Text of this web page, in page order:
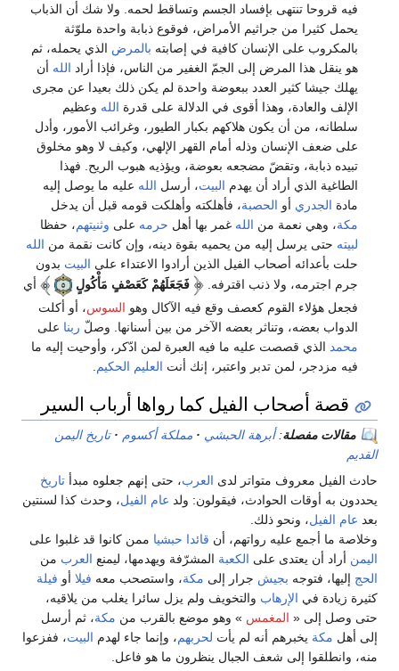
فيه قروحا تنتهى بإفساد الجسم وتساقط لحمه. ولا شك أن الذباب
يحمل كثيرا من جراثيم الأمراض، فوقوع ذبابة واحدة ملوّثة
بالمكروب على الإنسان كافية في إصابته بالمرض الذي يحمله، ثم
هو ينقل هذا المرض إلى الجمّ الغفير من الناس، فإذا أراد الله أن
يهلك جيشا كثير العدد ببعوضة واحدة لم يكن ذلك بعيدا عن مجرى
الإلف والعادة، وهذا أقوى في الدلالة على قدرة الله وعظيم
سلطانه، من أن يكون هلاكهم بكبار الطيور، وغرائب الأمور، وأدل
على ضعف الإنسان وذله أمام القهر الإلهي، وكيف لا وهو مخلوق
تبيده ذبابة، وتقضّ مضجعه بعوضة، ويؤذيه هبوب الريح. فهذا
الطاغية الذي أراد أن يهدم البيت، أرسل الله عليه ما يوصل إليه
مادة الجدري أو الحصبة، فأهلكته وأهلكت قومه قبل أن يدخل
مكة، وهي نعمة من الله غمر بها أهل حرمه على وثنيتهم، حفظا
لبيته حتى يرسل إليه من يحميه بقوة دينه، وإن كانت نقمة من الله
حلت بأعدائه أصحاب الفيل الذين أرادوا الاعتداء على البيت بدون
جرم اجترمه، ولا ذنب اقترفه.
فَجَعَلَهُمْ كَعَصْفٍ مَأْكُولٍ
أي
فجعل هؤلاء القوم كعصف وقع فيه الآكال وهو السوس، أو أكلت
الدواب بعضه، وتناثر بعضه الآخر من بين أسنانها. وصلّ ربنا على
محمد الذي قصصت عليه ما فيه العبرة لمن ادّكر، وأوحيت إليه ما
فيه مزدجر، لمن تدبر واعتبر، إنك أنت العليم الحكيم
قصة أصحاب الفيل كما رواها أرباب السير
مقالات مفصلة:أبرهة الحبشي مملكة أكسوم
تاريخ اليمن
القديم
حادث الفيل معروف متواتر لدى العرب، حتى إنهم جعلوه مبدأ تاريخ
يحددون به أوقات الحوادث، فيقولون: ولد عام الفيل، وحدث كذا لسنتين
بعد عام الفيل، ونحو ذلك.
وخلاصة ما أجمع عليه رواتهم، أن قائدا حبشيا ممن كانوا قد غلبوا على
اليمن أراد أن يعتدى على الكعبة المشرّفة ويهدمها، ليمنع العرب من
الحج إليها، فتوجه بجيش جرار إلى مكة، واستصحب معه فيلا أو فيلة
كثيرة زيادة في الإرهاب والتخويف ولم يزل سائرا يغلب من يلاقيه،
حتى وصل إلى « المغمس » وهو موضع بالقرب من مكة، ثم أرسل
إلى أهل مكة يخبرهم أنه لم يأت لحربهم، وإنما جاء لهدم البيت، ففزعوا
منه، وانطلقوا إلى شعف الجبال ينظرون ما هو فاعل.